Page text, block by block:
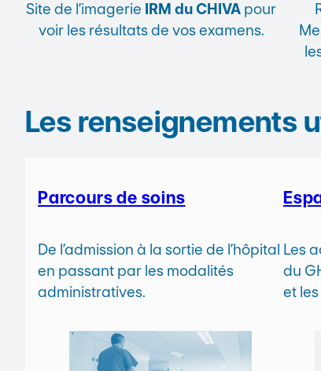
Site de l’imagerie IRM du CHIVA pour
voir les résultats de vos examens.
Les renseignements
Parcours de soins
De l’admission à la sortie de l’hôpital
en passant par les modalités
administratives.
Les
du
et